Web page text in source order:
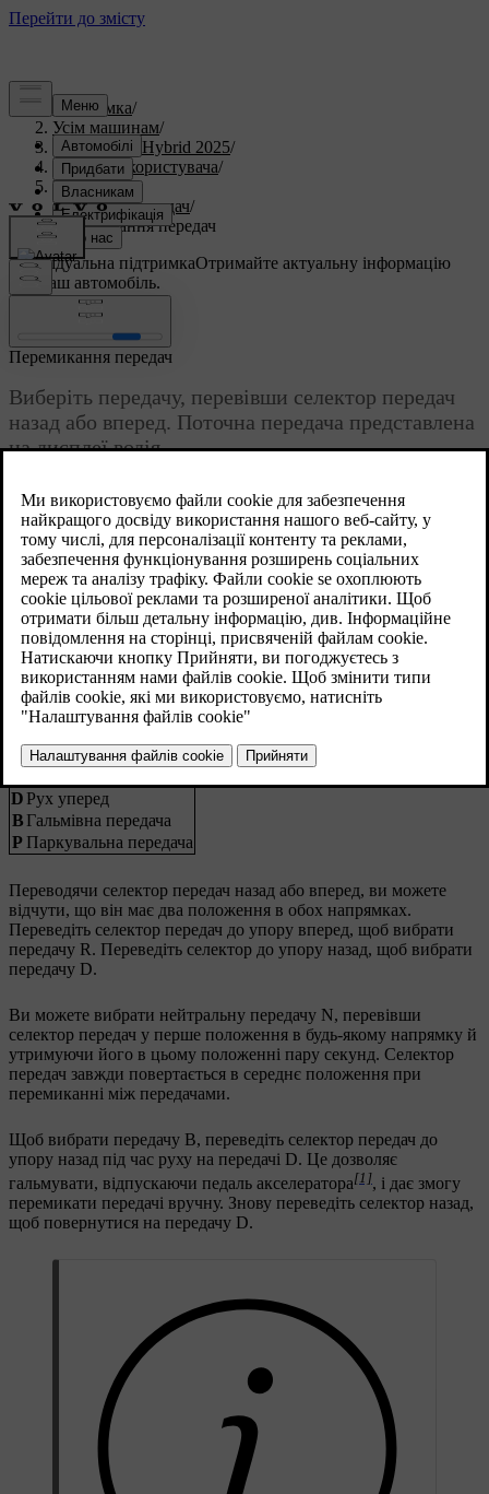
Підтримка/
Усім машинам/
V60 Plug-in Hybrid 2025/
Посібник користувача/
Водіння/
Коробка передач/
Перемикання передач
Індивідуальна підтримкаОтримайте актуальну інформацію
про ваш автомобіль.
Перемикання передач
Виберіть передачу, перевівши селектор передач
назад або вперед. Поточна передача представлена
на дисплеї водія.
Задня передача
D Рух уперед
B Гальмівна передача
P Паркувальна передача
Переводячи селектор передач назад або вперед, ви можете
відчути, що він має два положення в обох напрямках.
Переведіть селектор передач до упору вперед, щоб вибрати
передачу R. Переведіть селектор до упору назад, щоб вибрати
передачу D.
Ви можете вибрати нейтральну передачу N, перевівши
селектор передач у перше положення в будь-якому напрямку й
утримуючи його в цьому положенні пару секунд. Селектор
передач завжди повертається в середнє положення при
перемиканні між передачами.
Щоб вибрати передачу B, переведіть селектор передач до
упору назад під час руху на передачі D. Це дозволяє
гальмувати, відпускаючи педаль акселератора[1], і дає змогу
перемикати передачі вручну. Знову переведіть селектор назад,
щоб повернутися на передачу D.